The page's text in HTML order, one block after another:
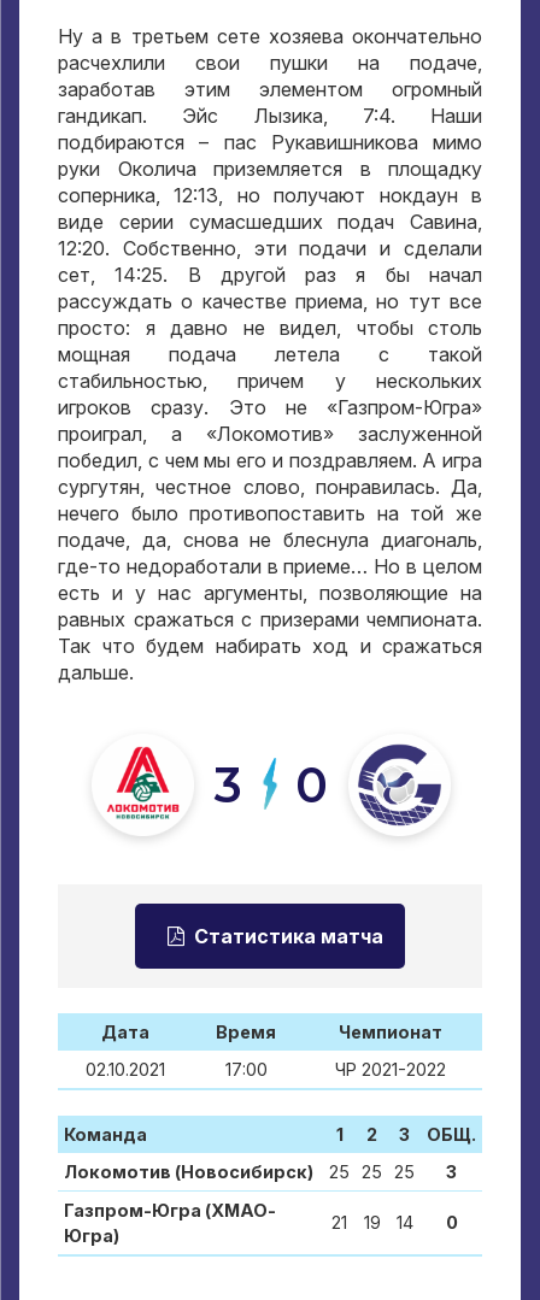
Ну а в третьем сете хозяева окончательно
расчехлили свои пушки на подаче,
заработав этим элементом огромный
гандикап. Эйс Лызика, 7:4. Наши
подбираются – пас Рукавишникова мимо
руки Околича приземляется в площадку
соперника, 12:13, но получают нокдаун в
виде серии сумасшедших подач Савина,
12:20. Собственно, эти подачи и сделали
сет, 14:25. В другой раз я бы начал
рассуждать о качестве приема, но тут все
просто: я давно не видел, чтобы столь
мощная подача летела с такой
стабильностью, причем у нескольких
игроков сразу. Это не «Газпром-Югра»
проиграл, а «Локомотив» заслуженной
победил, с чем мы его и поздравляем. А игра
сургутян, честное слово, понравилась. Да,
нечего было противопоставить на той же
подаче, да, снова не блеснула диагональ,
где-то недоработали в приеме… Но в целом
есть и у нас аргументы, позволяющие на
равных сражаться с призерами чемпионата.
Так что будем набирать ход и сражаться
дальше.
3 0
Статистика матча
Дата Время
Чемпионат
02.10.2021
17:00 ЧР 2021-2022
Команда 1 2 3
ОБЩ.
Локомотив (Новосибирск)
25 25 25
3
Газпром-Югра (ХМАО-
Югра)
21 19 14 0